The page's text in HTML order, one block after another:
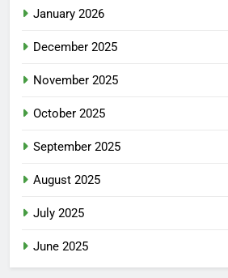
January 2026
December 2025
November 2025
October 2025
September 2025
August 2025
July 2025
June 2025